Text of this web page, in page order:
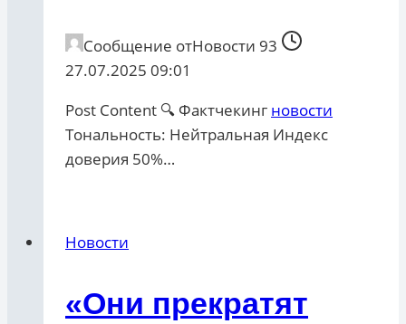
Сообщение отНовости 93
27.07.2025 09:01
Post Content 🔍 Фактчекинг новости
Тональность: Нейтральная Индекс
доверия 50%…
Новости
«Они прекратят